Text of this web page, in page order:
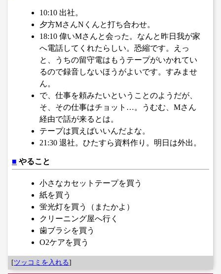
10:10 出社。
夕方MさんNくんと打ち合わせ。
18:10 偉いMさんと会った。なんと昨日我が家
へ電話してくれたらしい。恐縮です。えっ
と、うちの留守電はもうテープがいかれてい
るので録音しないほうがよいです。すみませ
ん。
で、仕事を頼みたいということのようだが、
そ、その仕事はチョット…。うむむ、Mさん
経由で話が来るとは。
テープは買えばいいんだよな。
21:30 退社。ひたすら資料作り。明日は外出。
■ やること
小さなカセットテープを買う
紙を買う
蛍光灯を買う（またかよ）
クリーニング屋へ行く
歯ブラシを買う
O2ケアを買う
[ツッコミを入れる]